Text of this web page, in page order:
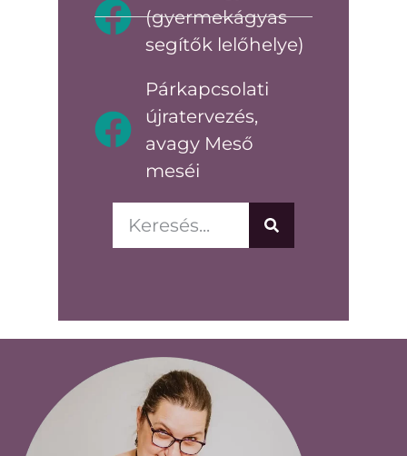
(gyermekágyas
segítők lelőhelye)
Párkapcsolati
újratervezés,
avagy Meső
meséi